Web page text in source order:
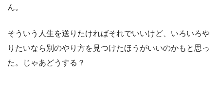
ん。
そういう人生を送りたければそれでいいけど、いろいろや
りたいなら別のやり方を見つけたほうがいいのかもと思っ
た。じゃあどうする？